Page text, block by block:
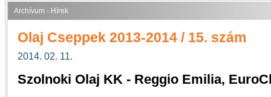
Archívum - Hírek
Olaj Cseppek 2013-2014 / 15. szám
2014. 02. 11.
Szolnoki Olaj KK - Reggio Emilia,